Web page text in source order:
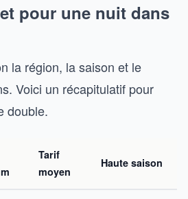
pour une nuit dans
la région, la saison et le
Voici un récapitulatif pour
double.
Tarif
moyen
Haute saison